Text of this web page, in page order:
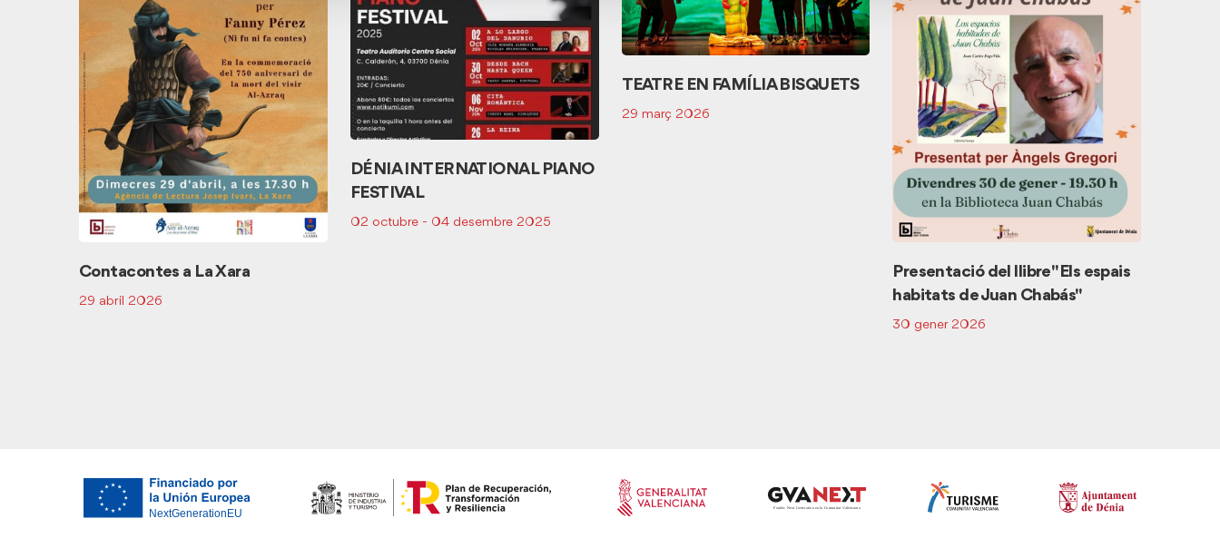
Contacontes a La Xara
29 abril 2026
DÉNIA INTERNATIONAL PIANO
FESTIVAL
02 octubre - 04 desembre 2025
TEATRE EN FAMÍLIA BISQUETS
29 març 2026
Presentació del llibre "Els espais
habitats de Juan Chabás"
30 gener 2026